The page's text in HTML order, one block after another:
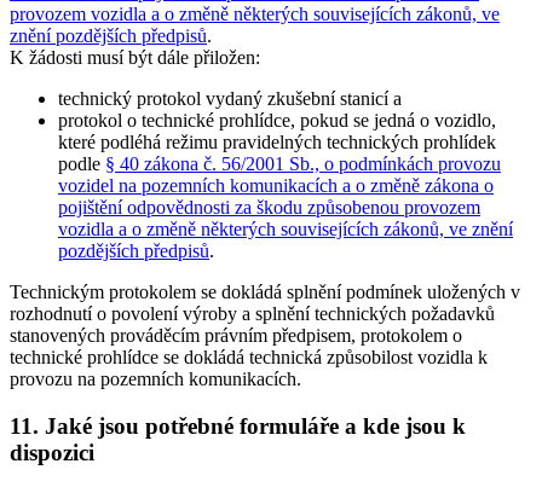
provozem vozidla a o změně některých souvisejících zákonů, ve
znění pozdějších předpisů.
K žádosti musí být dále přiložen:
technický protokol vydaný zkušební stanicí a
protokol o technické prohlídce, pokud se jedná o vozidlo,
které podléhá režimu pravidelných technických prohlídek
podle § 40 zákona č. 56/2001 Sb., o podmínkách provozu
vozidel na pozemních komunikacích a o změně zákona o
pojištění odpovědnosti za škodu způsobenou provozem
vozidla a o změně některých souvisejících zákonů, ve znění
pozdějších předpisů.
Technickým protokolem se dokládá splnění podmínek uložených v
rozhodnutí o povolení výroby a splnění technických požadavků
stanovených prováděcím právním předpisem, protokolem o
technické prohlídce se dokládá technická způsobilost vozidla k
provozu na pozemních komunikacích.
11. Jaké jsou potřebné formuláře a kde jsou k
dispozici